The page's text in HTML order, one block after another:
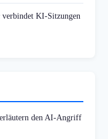
KI-Sitzungen
den AI-Angriff